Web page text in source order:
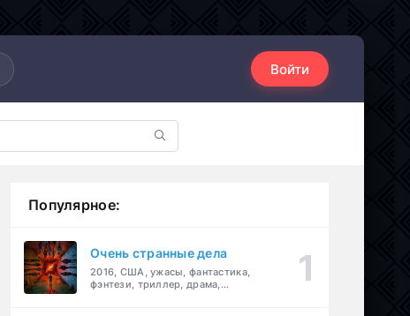
Войти
Популярное:
Очень странные дела
2016, США, ужасы, фантастика,
фэнтези, триллер, драма,